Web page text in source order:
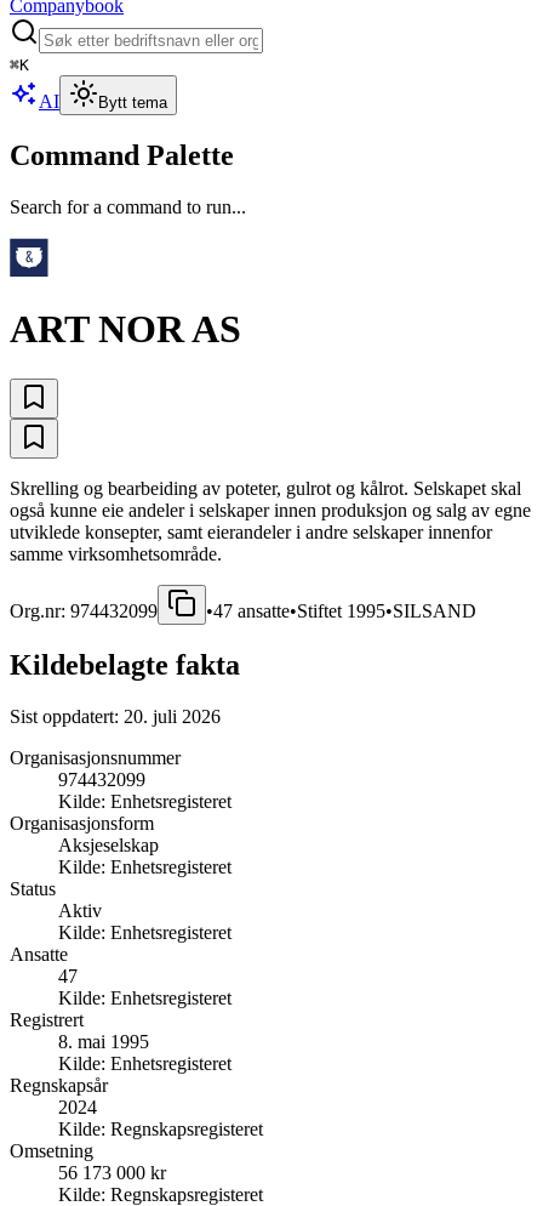
Companybook
⌘K
AI Bytt tema
Command Palette
Search for a command to run...
ART NOR AS
Skrelling og bearbeiding av poteter, gulrot og kålrot. Selskapet skal
også kunne eie andeler i selskaper innen produksjon og salg av egne
utviklede konsepter, samt eierandeler i andre selskaper innenfor
samme virksomhetsområde.
Org.nr: 974432099 •47 ansatte•Stiftet 1995•SILSAND
Kildebelagte fakta
Sist oppdatert: 20. juli 2026
Organisasjonsnummer
974432099
Kilde: Enhetsregisteret
Organisasjonsform
Aksjeselskap
Kilde: Enhetsregisteret
Status
Aktiv
Kilde: Enhetsregisteret
Ansatte
47
Kilde: Enhetsregisteret
Registrert
8. mai 1995
Kilde: Enhetsregisteret
Regnskapsår
2024
Kilde: Regnskapsregisteret
Omsetning
56 173 000 kr
Kilde: Regnskapsregisteret